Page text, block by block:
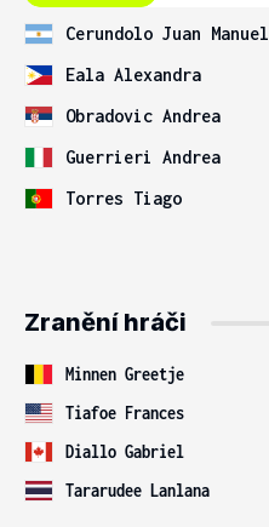
Cerundolo Juan Manuel
Eala Alexandra
Obradovic Andrea
Guerrieri Andrea
Torres Tiago
Zranění hráči
Minnen Greetje
Tiafoe Frances
Diallo Gabriel
Tararudee Lanlana